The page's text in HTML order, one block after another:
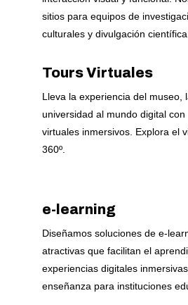
sitios para equipos de
culturales y divulgación científica.
Tours Virtuales
Lleva la experiencia del museo,
universidad al mundo digital
virtuales inmersivos. Explora el
360º.
e-learning
Diseñamos soluciones de e-
atractivas que facilitan el
experiencias digitales
enseñanza para instituciones